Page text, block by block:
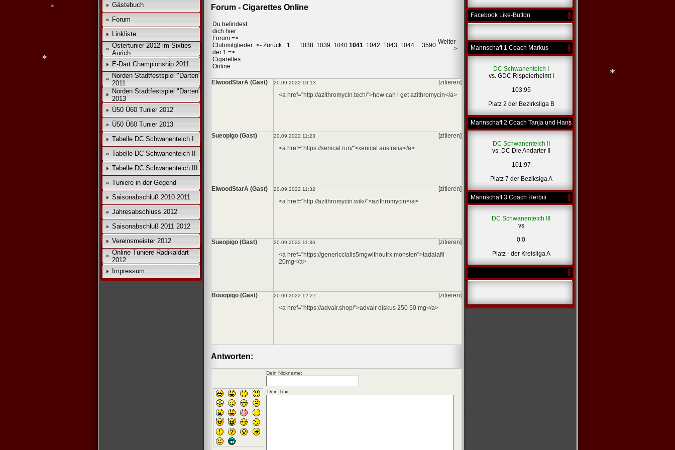
Gästebuch
Forum
Linkliste
Ostertunier 2012 im Sixties
Aurich
E-Dart Championship 2011
Norden Stadtfestspiel "Darten"
2011
Norden Stadtfestspiel "Darten"
2013
Ü50 Ü60 Tunier 2012
Ü50 Ü60 Tunier 2013
Tabelle DC Schwanenteich I
Tabelle DC Schwanenteich II
Tabelle DC Schwanenteich III
Tuniere in der Gegend
Saisonabschluß 2010 2011
Jahresabschluss 2012
Saisonabschluß 2011 2012
Vereinsmeister 2012
Online Tuniere Radikaldart
2012
Impressum
Forum - Cigarettes Online
Du befindest
dich hier:
Forum =>
Clubmitglieder
der 1 =>
Cigarettes
Online
<- Zurück 1 ... 1038 1039 1040 1041 1042 1043 1044 ... 3590 Weiter -
>
ElwoodStarA (Gast) 20.09.2022 10:13
[zitieren]
<a href="http://azithromycin.tech/">how can i get azithromycin</a>
Sueopigo (Gast) 20.09.2022 11:23
[zitieren]
<a href="https://xenical.run/">xenical australia</a>
ElwoodStarA (Gast) 20.09.2022 11:32
[zitieren]
<a href="http://azithromycin.wiki/">azithromycin</a>
Sueopigo (Gast) 20.09.2022 11:36
[zitieren]
<a href="https://genericcialis5mgwithoutrx.monster/">tadalafil
20mg</a>
Booopigo (Gast) 20.09.2022 12:27
[zitieren]
<a href="https://advair.shop/">advair diskus 250 50 mg</a>
Antworten:
Dein Nickname:
Facebook Like-Button
Mannschaft 1 Coach Markus
DC Schwanenteich I
vs. GDC Rispelerhelmt I
103:95
Platz 2 der Bezirksliga B
Mannschaft 2 Coach Tanja und Hans
DC Schwanenteich II
vs. DC Die Andarter II
101:97
Platz 7 der Beziksiga A
Mannschaft 3 Coach Herbiii
DC Schwanenteich III
vs
0:0
Platz - der Kreisliga A
*